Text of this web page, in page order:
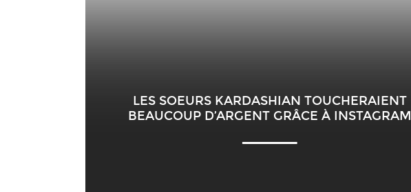
LES SOEURS KARDASHIAN TOUCHERAIENT
BEAUCOUP D’ARGENT GRÂCE À INSTAGRAM